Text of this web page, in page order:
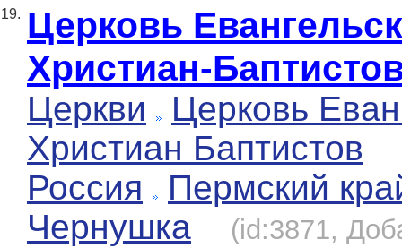
19. Церковь
Христиан-
Церкви
Церковь
Христиан Баптистов
Россия
Пермский
Чернушка
(id:3871,